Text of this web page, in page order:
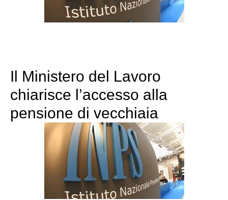
Il Ministero del Lavoro
chiarisce l’accesso alla
pensione di vecchiaia